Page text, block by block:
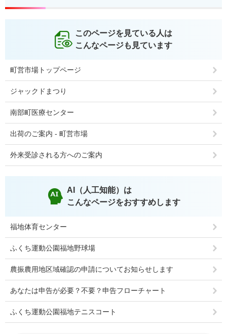
このページを見ている人は
こんなページも見ています
町営市場トップページ
ジャックドまつり
南部町医療センター
出荷のご案内 - 町営市場
外来受診される方へのご案内
AI（人工知能）は
こんなページをおすすめします
福地体育センター
ふくち運動公園福地野球場
農振農用地区域確認の申請についてお知らせします
あなたは申告が必要？不要？申告フローチャート
ふくち運動公園福地テニスコート